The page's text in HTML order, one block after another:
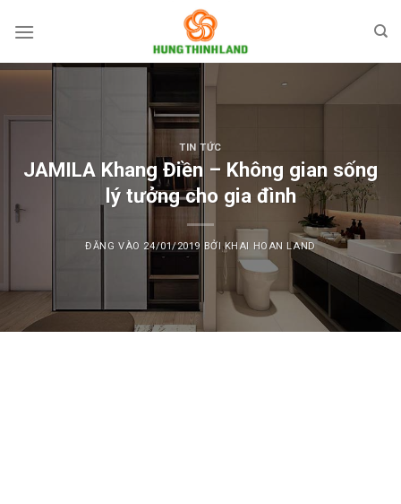
qua
dung
TIN TỨC
JAMILA Khang Điền – Không gian sống
lý tưởng cho gia đình
ĐĂNG VÀO 24/01/2019 BỞIKHAI HOAN LAND